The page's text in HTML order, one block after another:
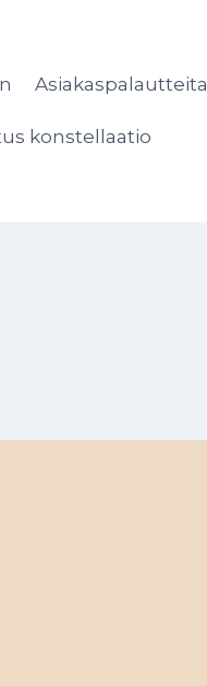
Asiakaspalautteita
konstellaatio